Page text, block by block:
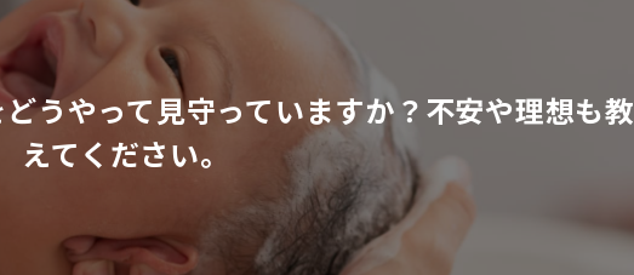
うやって見守っていますか？不安や理想も教
えてください。